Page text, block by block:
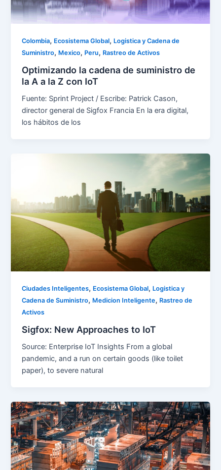
Colombia, Ecosistema Global, Logistica y Cadena de
Suministro, Mexico, Peru, Rastreo de Activos
Optimizando la cadena de suministro de
la A a la Z con IoT
Fuente: Sprint Project / Escribe: Patrick Cason,
director general de Sigfox Francia En la era digital,
los hábitos de los
Ciudades Inteligentes, Ecosistema Global, Logistica y
Cadena de Suministro, Medicion Inteligente, Rastreo de
Activos
Sigfox: New Approaches to IoT
Source: Enterprise IoT Insights From a global
pandemic, and a run on certain goods (like toilet
paper), to severe natural